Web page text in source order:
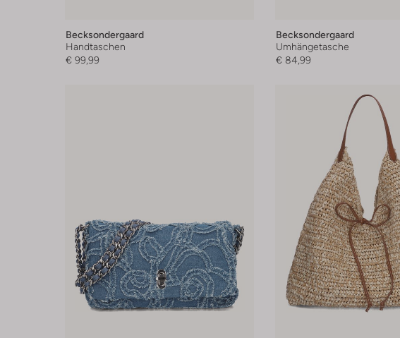
Becksondergaard
Handtaschen
€ 99,99
Becksondergaard
Umhängetasche
€ 84,99